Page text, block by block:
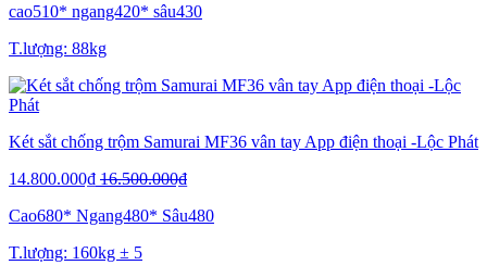
cao510* ngang420* sâu430
T.lượng: 88kg
Két sắt chống trộm Samurai MF36 vân tay App điện thoại -Lộc Phát
14.800.000₫ 16.500.000₫
Cao680* Ngang480* Sâu480
T.lượng: 160kg ± 5